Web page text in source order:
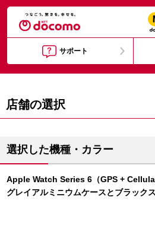
サポート
店舗の選択
選択した機種・カラー
Apple Watch Series 6（GPS +
グレイアルミニウムケースとブラック